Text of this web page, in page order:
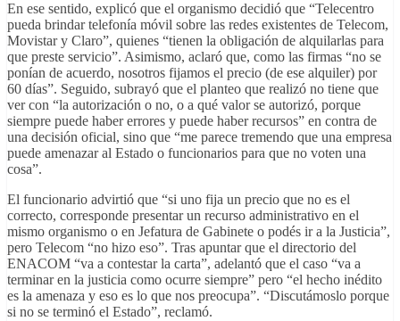
En ese sentido, explicó que el organismo decidió que “Telecentro
pueda brindar telefonía móvil sobre las redes existentes de Telecom,
Movistar y Claro”, quienes “tienen la obligación de alquilarlas para
que preste servicio”. Asimismo, aclaró que, como las firmas “no se
ponían de acuerdo, nosotros fijamos el precio (de ese alquiler) por
60 días”. Seguido, subrayó que el planteo que realizó no tiene que
ver con “la autorización o no, o a qué valor se autorizó, porque
siempre puede haber errores y puede haber recursos” en contra de
una decisión oficial, sino que “me parece tremendo que una empresa
puede amenazar al Estado o funcionarios para que no voten una
cosa”.
El funcionario advirtió que “si uno fija un precio que no es el
correcto, corresponde presentar un recurso administrativo en el
mismo organismo o en Jefatura de Gabinete o podés ir a la Justicia”,
pero Telecom “no hizo eso”. Tras apuntar que el directorio del
ENACOM “va a contestar la carta”, adelantó que el caso “va a
terminar en la justicia como ocurre siempre” pero “el hecho inédito
es la amenaza y eso es lo que nos preocupa”. “Discutámoslo porque
si no se terminó el Estado”, reclamó.